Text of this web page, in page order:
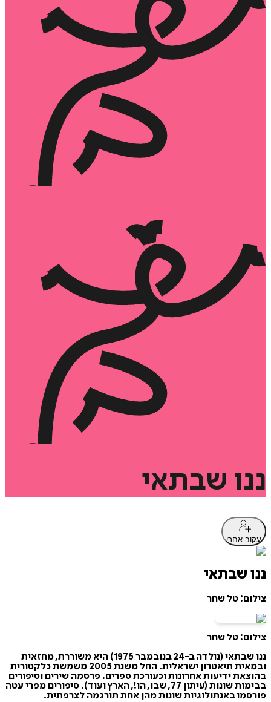
ננו שבתאי
עקוב אחרי
ננו שבתאי
צילום: טל שחר
צילום: טל שחר
ננו שבתאי (נולדה ב-24 בנובמבר 1975) היא משוררת, מחזאית
ובמאית תיאטרון ישראלית. החל משנת 2005 משמשת כלקטורית
בהוצאת ידיעות אחרונות וכעורכת ספרים. פרסמה שירים וסיפורים
בבימות שונות (עיתון 77, שבו, הו!, הארץ ועוד). סיפורים מפרי עטה
פורסמו באנתולוגיות שונות מהן אחת תורגמה לצרפתית.